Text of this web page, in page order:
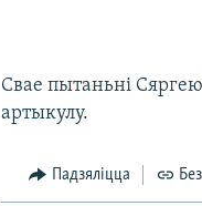
Свае пытаньні
артыкулу.
Падзяліцца